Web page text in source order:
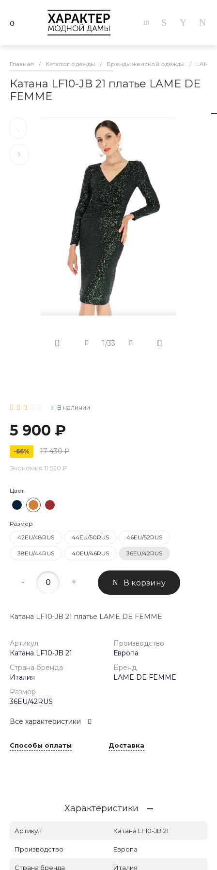
Главная / Каталог одежды / Бренды женской одежды / LAME
Катана LF10-JB 21 платье LAME DE
FEMME
1/33
В наличии
5 900 ₽
-66% 17 430 ₽
Экономия 11 530 ₽
Цвет
Размер
42EU/48RUS
44EU/50RUS 46EU/52RUS
38EU/44RUS 40EU/46RUS 36EU/42RUS
- + В корзину
Катана LF10-JB 21 платье LAME DE FEMME
Артикул
Катана LF10-JB 21
Производство
Европа
Страна бренда
Италия
Бренд
LAME DE FEMME
Размер
36EU/42RUS
Все характеристики
Способы оплаты Доставка
Характеристики
Артикул Катана LF10-JB 21
Производство Европа
Страна бренда Италия